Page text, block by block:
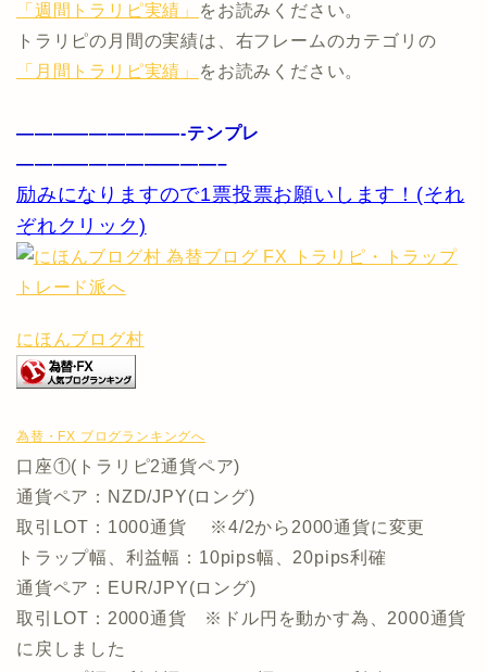
「週間トラリピ実績」
をお読みください。
トラリピの月間の実績は、右フレームのカテゴリの
「月間トラリピ実績」
をお読みください。
—————————-テンプレ
———————————–
励みになりますので1票投票お願いします！(それ
ぞれクリック)
にほんブログ村
為替・FX ブログランキングへ
口座①(トラリピ2通貨ペア)
通貨ペア：NZD/JPY(ロング)
取引LOT：1000通貨 ※4/2から2000通貨に変更
トラップ幅、利益幅：10pips幅、20pips利確
通貨ペア：EUR/JPY(ロング)
取引LOT：2000通貨 ※ドル円を動かす為、2000通貨
に戻しました